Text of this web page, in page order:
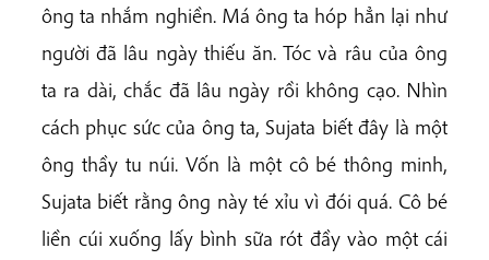
ông ta nhắm nghiền. Má ông ta hóp hẳn lại như
người đã lâu ngày thiếu ăn. Tóc và râu của ông
ta ra dài, chắc đã lâu ngày rồi không cạo. Nhìn
cách phục sức của ông ta, Sujata biết đây là một
ông thầy tu núi. Vốn là một cô bé thông minh,
Sujata biết rằng ông này té xỉu vì đói quá. Cô bé
liền cúi xuống lấy bình sữa rót đầy vào một cái